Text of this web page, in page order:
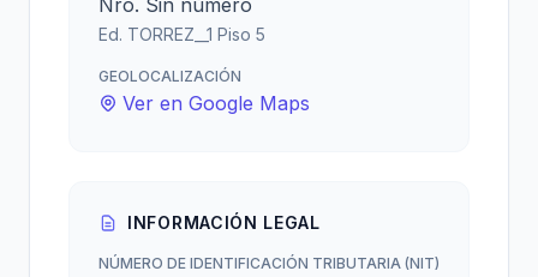
Nro. Sin número
Ed. TORREZ__1 Piso 5
GEOLOCALIZACIÓN
Ver en Google Maps
INFORMACIÓN LEGAL
NÚMERO DE IDENTIFICACIÓN TRIBUTARIA (NIT)